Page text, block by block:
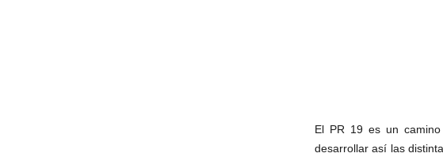
El PR 19 es un
desarrollar así las